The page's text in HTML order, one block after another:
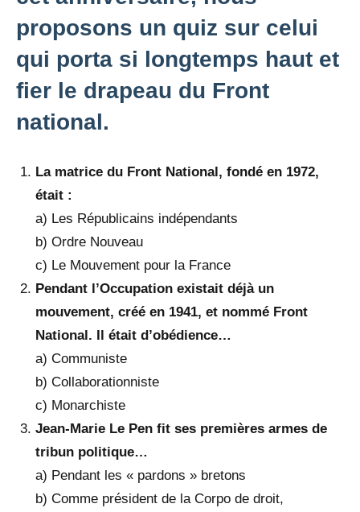
proposons un quiz sur celui
qui porta si longtemps haut et
fier le drapeau du Front
national.
La matrice du Front National, fondé en 1972,
était :
a) Les Républicains indépendants
b) Ordre Nouveau
c) Le Mouvement pour la France
Pendant l’Occupation existait déjà un
mouvement, créé en 1941, et nommé Front
National. Il était d’obédience…
a) Communiste
b) Collaborationniste
c) Monarchiste
Jean-Marie Le Pen fit ses premières armes de
tribun politique…
a) Pendant les « pardons » bretons
b) Comme président de la Corpo de droit,